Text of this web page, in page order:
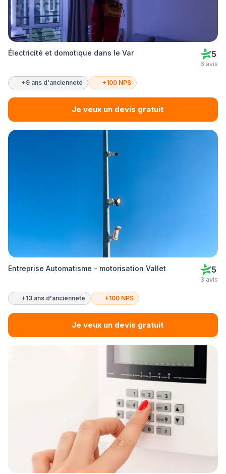
Électricité et domotique dans le Var 5
6 avis
+9 ans d'ancienneté +100 NPS
Je veux un devis gratuit
Entreprise Automatisme - motorisation Vallet 5
3 avis
+13 ans d'ancienneté +100 NPS
Je veux un devis gratuit